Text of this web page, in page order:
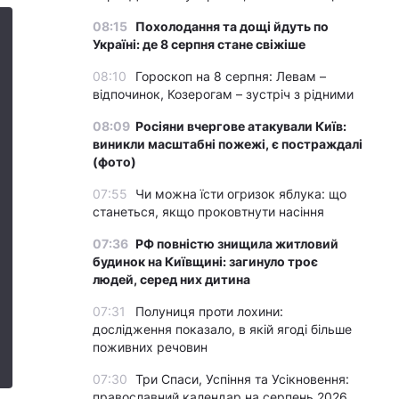
08:15 Похолодання та дощі йдуть по
Україні: де 8 серпня стане свіжіше
08:10
Гороскоп на 8 серпня: Левам –
відпочинок, Козерогам – зустріч з рідними
08:09 Росіяни вчергове атакували Київ:
виникли масштабні пожежі, є постраждалі
(фото)
07:55
Чи можна їсти огризок яблука: що
станеться, якщо проковтнути насіння
07:36 РФ повністю знищила житловий
будинок на Київщині: загинуло троє
людей, серед них дитина
07:31
Полуниця проти лохини:
дослідження показало, в якій ягоді більше
поживних речовин
07:30 Три Спаси, Успіння та Усікновення: